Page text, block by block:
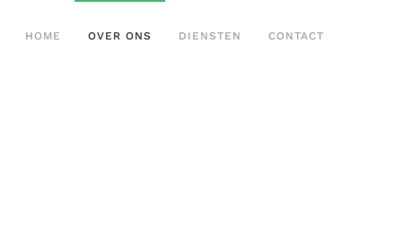
HOME OVER ONS DIENSTEN CONTACT